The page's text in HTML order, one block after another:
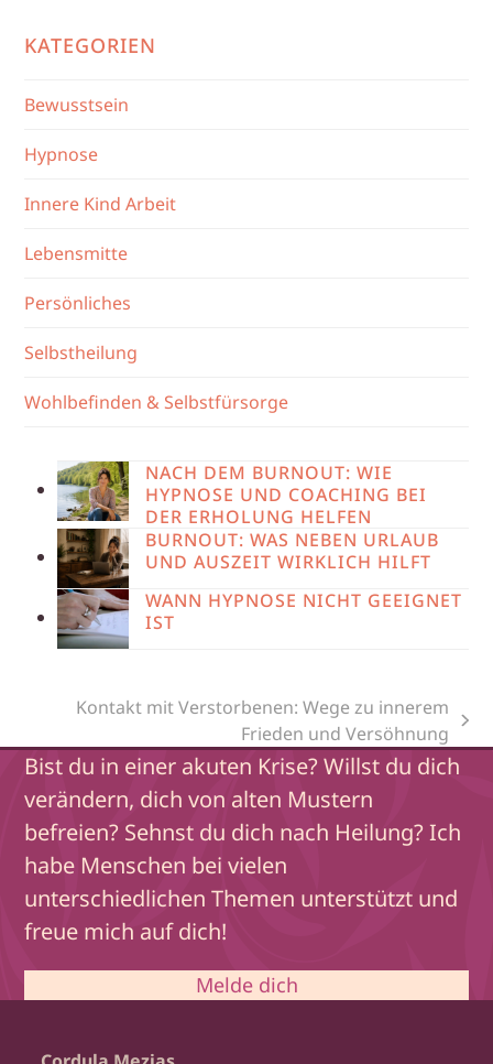
KATEGORIEN
Bewusstsein
Hypnose
Innere Kind Arbeit
Lebensmitte
Persönliches
Selbstheilung
Wohlbefinden & Selbstfürsorge
NACH DEM BURNOUT: WIE
HYPNOSE UND COACHING BEI
DER ERHOLUNG HELFEN
BURNOUT: WAS NEBEN URLAUB
UND AUSZEIT WIRKLICH HILFT
WANN HYPNOSE NICHT GEEIGNET
IST
Beitrag:
Kontakt mit Verstorbenen: Wege zu innerem
Frieden und Versöhnung
Bist du in einer akuten Krise? Willst du dich
verändern, dich von alten Mustern
befreien? Sehnst du dich nach Heilung? Ich
habe Menschen bei vielen
unterschiedlichen Themen unterstützt und
freue mich auf dich!
Melde dich